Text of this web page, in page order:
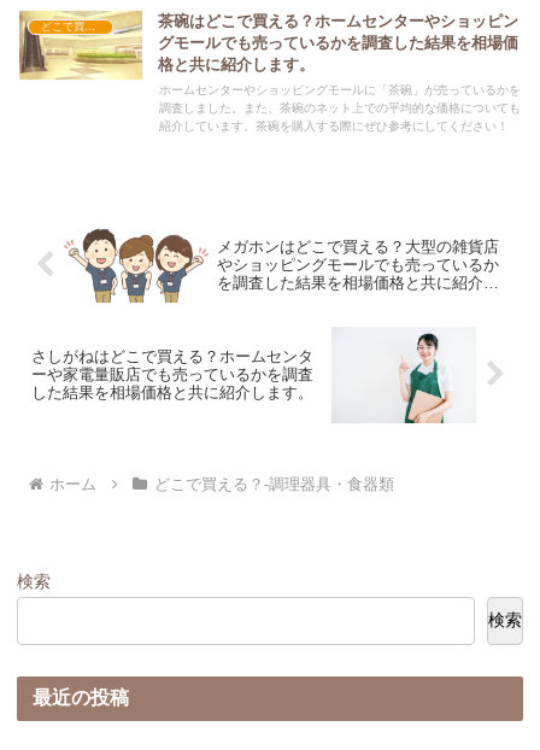
どこで買える？-調理器具・食器類
茶碗はどこで買える？ホームセンターやショッピン
グモールでも売っているかを調査した結果を相場価
格と共に紹介します。
ホームセンターやショッピングモールに「茶碗」が売っているかを
調査しました。また、茶碗のネット上での平均的な価格についても
紹介しています。茶碗を購入する際にぜひ参考にしてください！
メガホンはどこで買える？大型の雑貨店
やショッピングモールでも売っているか
を調査した結果を相場価格と共に紹介し
さしがねはどこで買える？ホームセンタ
ーや家電量販店でも売っているかを調査
した結果を相場価格と共に紹介します。
ホーム どこで買える？-調理器具・食器類
検索
検索
最近の投稿